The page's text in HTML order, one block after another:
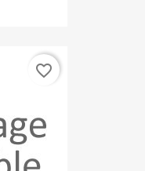
favorite_border